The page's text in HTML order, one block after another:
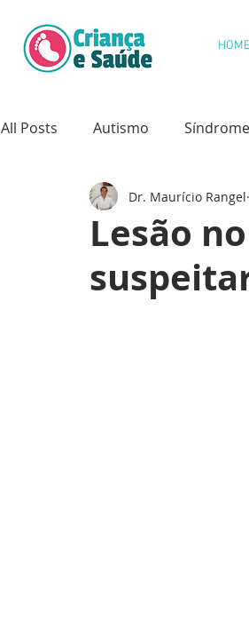
HOME
All Posts Autismo
Saúde Oral Câncer Infantil
Psicologia Infantil
Lesão
Dr. Maurício Rangel